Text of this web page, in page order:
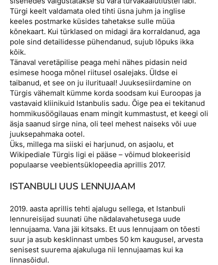
Türgi keelt valdamata oled tihti üsna juhm ja inglise
keeles postmarke küsides tahetakse sulle müüa
kõnekaart. Kui türklased on midagi ära korraldanud, aga
pole sind detailidesse pühendanud, sujub lõpuks ikka
kõik.
Tänaval veretäpilise peaga mehi nähes pidasin neid
esimese hooga mõnel riitusel osalejaks. Üldse ei
taibanud, et see on ju ilurituaal! Juuksesiirdamine on
Türgis vähemalt kümme korda soodsam kui Euroopas ja
vastavaid kliinikuid Istanbulis sadu. Õige pea ei tekitanud
hommikusöögilauas enam mingit kummastust, et keegi oli
äsja saanud sirge nina, oli teel mehest naiseks või uue
juuksepahmaka ootel.
Üks, millega ma siiski ei harjunud, on asjaolu, et
Wikipediale Türgis ligi ei pääse – võimud blokeerisid
populaarse veebientsüklopeedia aprillis 2017.
ISTANBULI UUS LENNUJAAM
2019. aasta aprillis tehti ajalugu sellega, et Istanbuli
lennureisijad suunati ühe nädalavahetusega uude
lennujaama. Vana jäi kitsaks. Et uus lennujaam on tõesti
suur ja asub kesklinnast umbes 50 km kaugusel, arvesta
senisest suurema ajakuluga nii lennujaamas kui ka
linnasõidul.